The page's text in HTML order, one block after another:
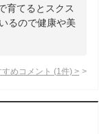
育てるとスクス
るので健康や美
めコメント (1 件) >